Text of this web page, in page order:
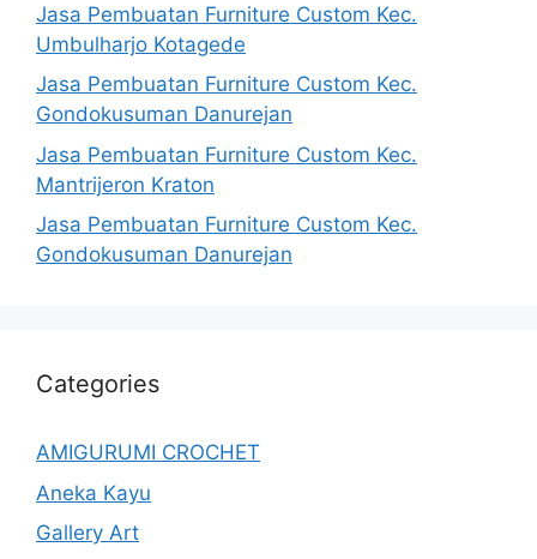
Jasa Pembuatan Furniture Custom Kec.
Umbulharjo Kotagede
Jasa Pembuatan Furniture Custom Kec.
Gondokusuman Danurejan
Jasa Pembuatan Furniture Custom Kec.
Mantrijeron Kraton
Jasa Pembuatan Furniture Custom Kec.
Gondokusuman Danurejan
Categories
AMIGURUMI CROCHET
Aneka Kayu
Gallery Art